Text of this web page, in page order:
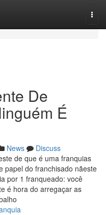
De
É
News
Discuss
de que é uma franquias
papel do franchisado nãeste
por 1 franqueado: você
é hora do arregaçar as